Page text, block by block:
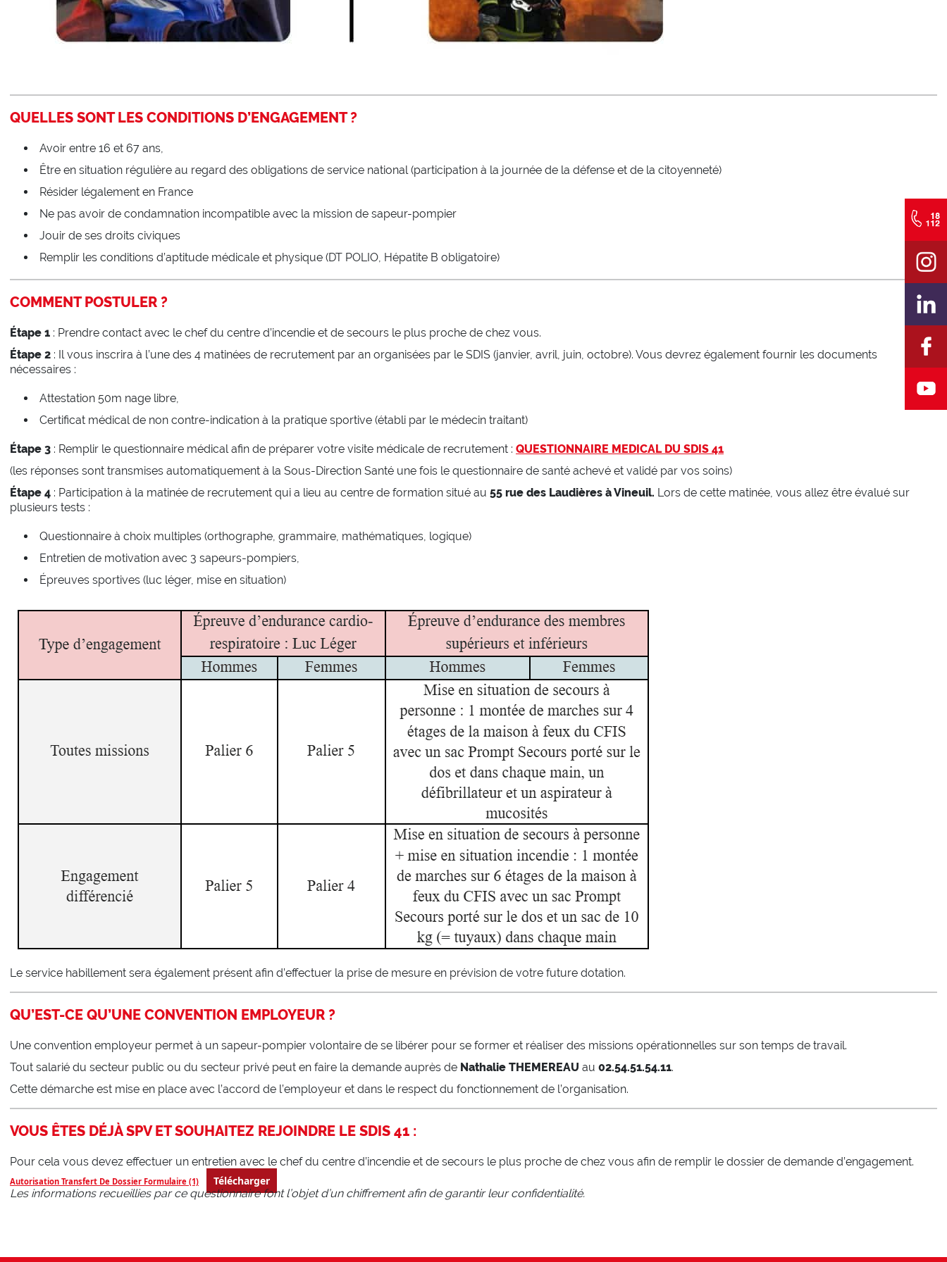
QUELLES SONT LES CONDITIONS D’ENGAGEMENT ?
Avoir entre 16 et 67 ans,
Être en situation régulière au regard des obligations de service national (participation à la journée de la défense et de la citoyenneté)
Résider légalement en France
Ne pas avoir de condamnation incompatible avec la mission de sapeur-pompier
Jouir de ses droits civiques
Remplir les conditions d’aptitude médicale et physique (DT POLIO, Hépatite B obligatoire)
COMMENT POSTULER ?
Étape 1 : Prendre contact avec le chef du centre d’incendie et de secours le plus proche de chez vous.
Étape 2 : Il vous inscrira à l’une des 4 matinées de recrutement par an organisées par le SDIS (janvier, avril, juin, octobre). Vous devrez également fournir les documents
nécessaires :
Attestation 50m nage libre,
Certificat médical de non contre-indication à la pratique sportive (établi par le médecin traitant)
Étape 3 : Remplir le questionnaire médical afin de préparer votre visite médicale de recrutement : QUESTIONNAIRE MEDICAL DU SDIS 41
(les réponses sont transmises automatiquement à la Sous-Direction Santé une fois le questionnaire de santé achevé et validé par vos soins)
Étape 4 : Participation à la matinée de recrutement qui a lieu au centre de formation situé au 55 rue des Laudières à Vineuil. Lors de cette matinée, vous allez être évalué sur
plusieurs tests :
Questionnaire à choix multiples (orthographe, grammaire, mathématiques, logique)
Entretien de motivation avec 3 sapeurs-pompiers,
Épreuves sportives (luc léger, mise en situation)
Le service habillement sera également présent afin d’effectuer la prise de mesure en prévision de votre future dotation.
QU’EST-CE QU’UNE CONVENTION EMPLOYEUR ?
Une convention employeur permet à un sapeur-pompier volontaire de se libérer pour se former et réaliser des missions opérationnelles sur son temps de travail.
Tout salarié du secteur public ou du secteur privé peut en faire la demande auprès de Nathalie THEMEREAU au 02.54.51.54.11.
Cette démarche est mise en place avec l’accord de l’employeur et dans le respect du fonctionnement de l’organisation.
VOUS ÊTES DÉJÀ SPV ET SOUHAITEZ REJOINDRE LE SDIS 41 :
Pour cela vous devez effectuer un entretien avec le chef du centre d’incendie et de secours le plus proche de chez vous afin de remplir le dossier de demande d’engagement.
Autorisation Transfert De Dossier Formulaire (1)
Télécharger
Les informations recueillies par ce questionnaire font l’objet d’un chiffrement afin de garantir leur confidentialité.